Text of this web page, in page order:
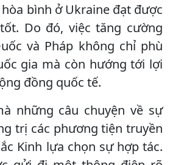
bình ở Ukraine đạt được
Do đó, việc tăng cường
và Pháp không chỉ phù
gia mà còn hướng tới lợi
đồng quốc tế.
những câu chuyện về sự
trị các phương tiện truyền
Kinh lựa chọn sự hợp tác.